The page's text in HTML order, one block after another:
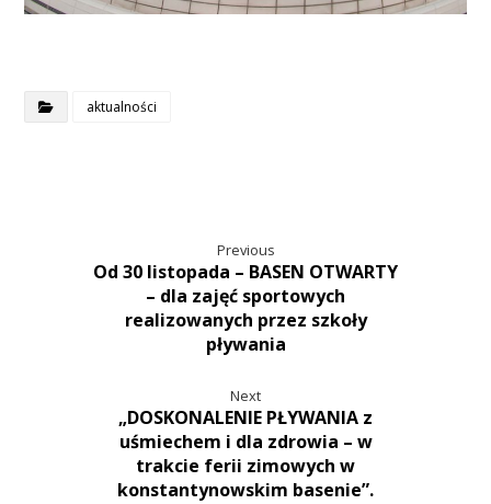
aktualności
Previous
Od 30 listopada – BASEN OTWARTY
– dla zajęć sportowych
realizowanych przez szkoły
pływania
Next
„DOSKONALENIE PŁYWANIA z
uśmiechem i dla zdrowia – w
trakcie ferii zimowych w
konstantynowskim basenie”.